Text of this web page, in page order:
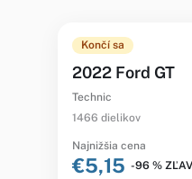
Končí sa
2022 Ford GT
Technic
1466 dielikov
Najnižšia cena
€5,15 -96 %